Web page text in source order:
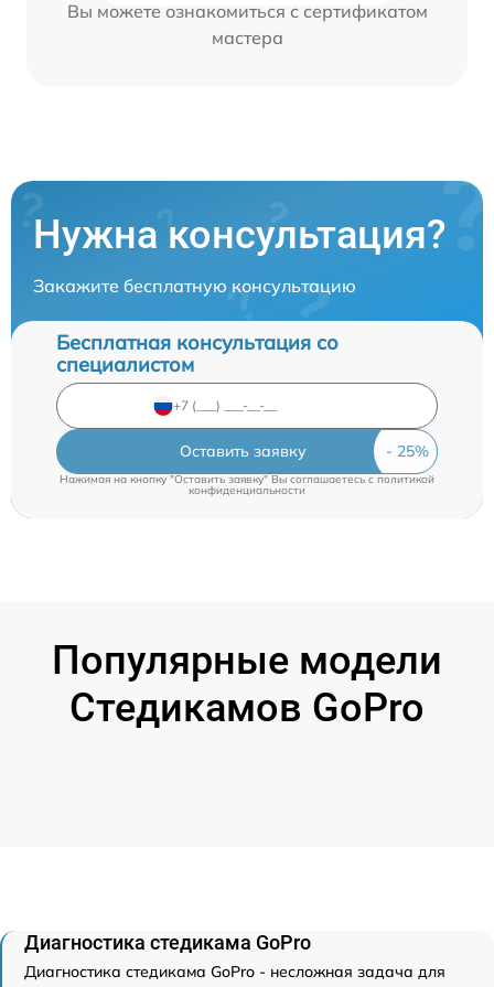
Вы можете ознакомиться с сертификатом
мастера
Нужна консультация?
Закажите бесплатную консультацию
Бесплатная консультация со
специалистом
Оставить заявку
Нажимая на кнопку "Оставить заявку" Вы соглашаетесь cполитикой
конфиденциальности
Популярные модели
Стедикамов GoPro
Диагностика стедикама GoPro
Диагностика стедикама GoPro - несложная задача для